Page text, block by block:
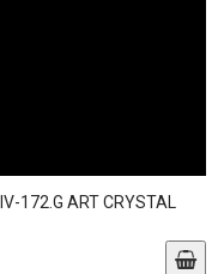
ART CRYSTAL